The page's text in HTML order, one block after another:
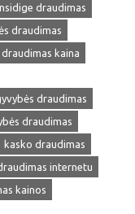
draudimas
draudimas
kaina
draudimas
draudimas
kasko draudimas
internetu
kainos